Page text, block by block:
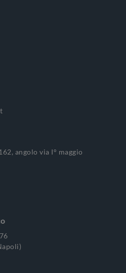
angolo via I° maggio